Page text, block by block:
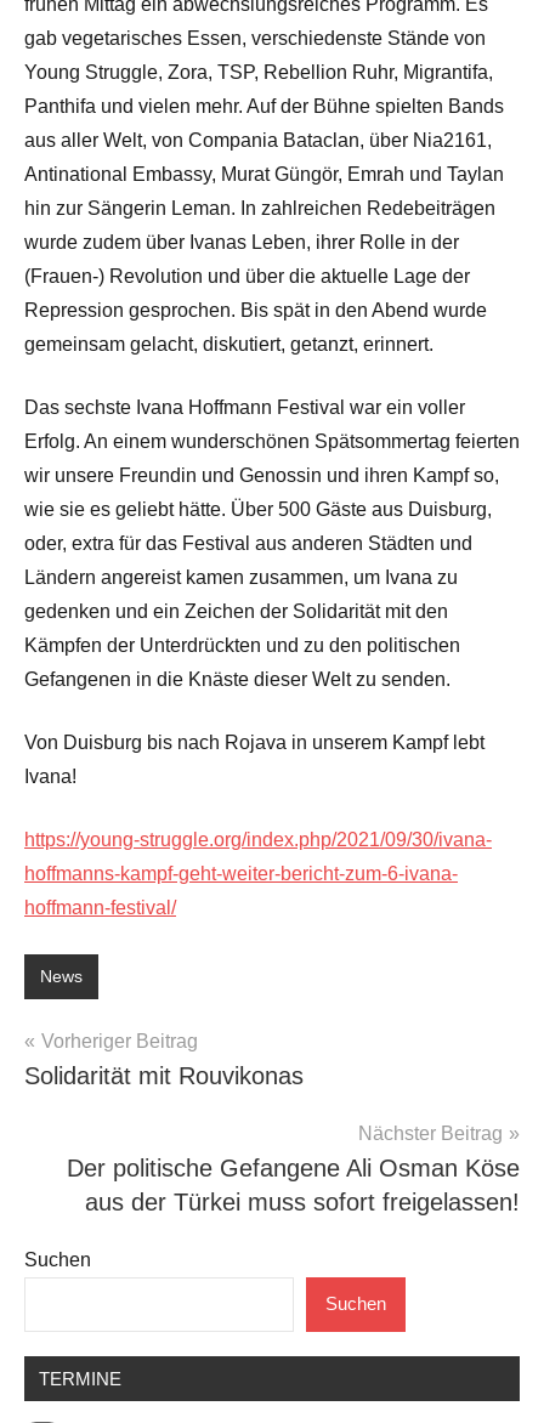
frühen Mittag ein abwechslungsreiches Programm. Es
gab vegetarisches Essen, verschiedenste Stände von
Young Struggle, Zora, TSP, Rebellion Ruhr, Migrantifa,
Panthifa und vielen mehr. Auf der Bühne spielten Bands
aus aller Welt, von Compania Bataclan, über Nia2161,
Antinational Embassy, Murat Güngör, Emrah und Taylan
hin zur Sängerin Leman. In zahlreichen Redebeiträgen
wurde zudem über Ivanas Leben, ihrer Rolle in der
(Frauen-) Revolution und über die aktuelle Lage der
Repression gesprochen. Bis spät in den Abend wurde
gemeinsam gelacht, diskutiert, getanzt, erinnert.
Das sechste Ivana Hoffmann Festival war ein voller
Erfolg. An einem wunderschönen Spätsommertag feierten
wir unsere Freundin und Genossin und ihren Kampf so,
wie sie es geliebt hätte. Über 500 Gäste aus Duisburg,
oder, extra für das Festival aus anderen Städten und
Ländern angereist kamen zusammen, um Ivana zu
gedenken und ein Zeichen der Solidarität mit den
Kämpfen der Unterdrückten und zu den politischen
Gefangenen in die Knäste dieser Welt zu senden.
Von Duisburg bis nach Rojava in unserem Kampf lebt
Ivana!
https://young-struggle.org/index.php/2021/09/30/ivana-
hoffmanns-kampf-geht-weiter-bericht-zum-6-ivana-
hoffmann-festival/
News
Beitragsnavigation
Vorheriger Beitrag
Solidarität mit Rouvikonas
Nächster Beitrag
Der politische Gefangene Ali Osman Köse
aus der Türkei muss sofort freigelassen!
Suchen
Suchen
TERMINE